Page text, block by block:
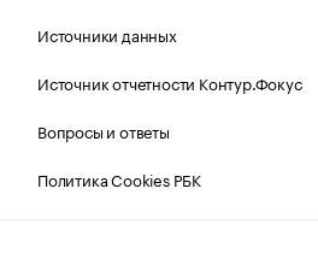
Источники данных
Источник отчетности Контур.Фокус
Вопросы и ответы
Политика Cookies РБК